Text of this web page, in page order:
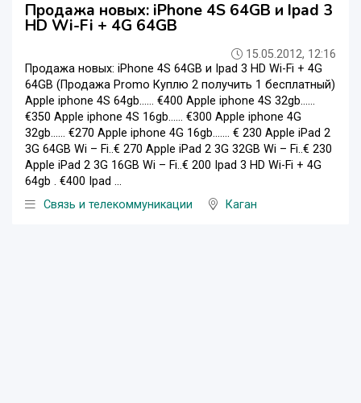
Продажа новых: iPhone 4S 64GB и Ipad 3
HD Wi-Fi + 4G 64GB
15.05.2012, 12:16
Продажа новых: iPhone 4S 64GB и Ipad 3 HD Wi-Fi + 4G
64GB (Продажа Promo Куплю 2 получить 1 бесплатный)
Apple iphone 4S 64gb…… €400 Apple iphone 4S 32gb……
€350 Apple iphone 4S 16gb…… €300 Apple iphone 4G
32gb…… €270 Apple iphone 4G 16gb……. € 230 Apple iPad 2
3G 64GB Wi – Fi..€ 270 Apple iPad 2 3G 32GB Wi – Fi..€ 230
Apple iPad 2 3G 16GB Wi – Fi..€ 200 Ipad 3 HD Wi-Fi + 4G
64gb . €400 Ipad ...
Связь и телекоммуникации
Каган